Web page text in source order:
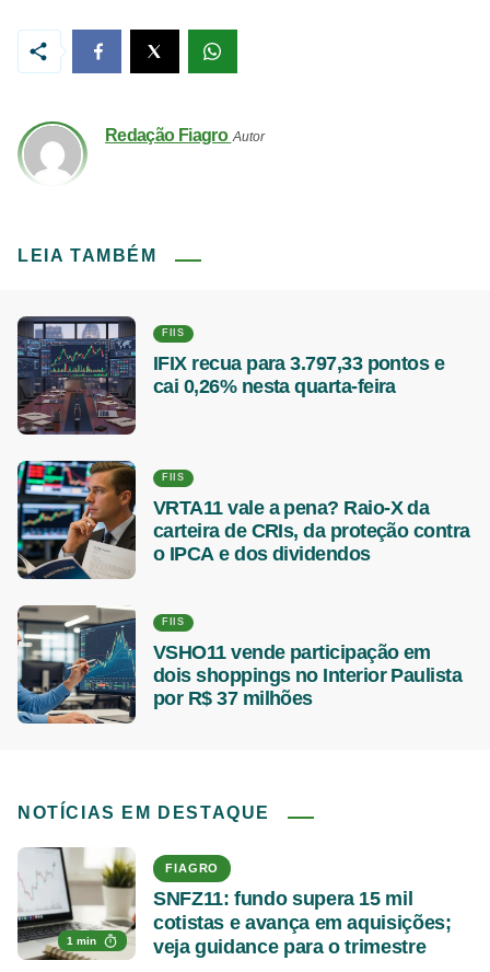
Redação Fiagro Autor
LEIA TAMBÉM
FIIS
IFIX recua para 3.797,33 pontos e
cai 0,26% nesta quarta-feira
FIIS
VRTA11 vale a pena? Raio-X da
carteira de CRIs, da proteção contra
o IPCA e dos dividendos
FIIS
VSHO11 vende participação em
dois shoppings no Interior Paulista
por R$ 37 milhões
NOTÍCIAS EM DESTAQUE
1 min
FIAGRO
SNFZ11: fundo supera 15 mil
cotistas e avança em aquisições;
veja guidance para o trimestre